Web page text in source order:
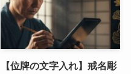
【位牌の文字入れ】戒名彫